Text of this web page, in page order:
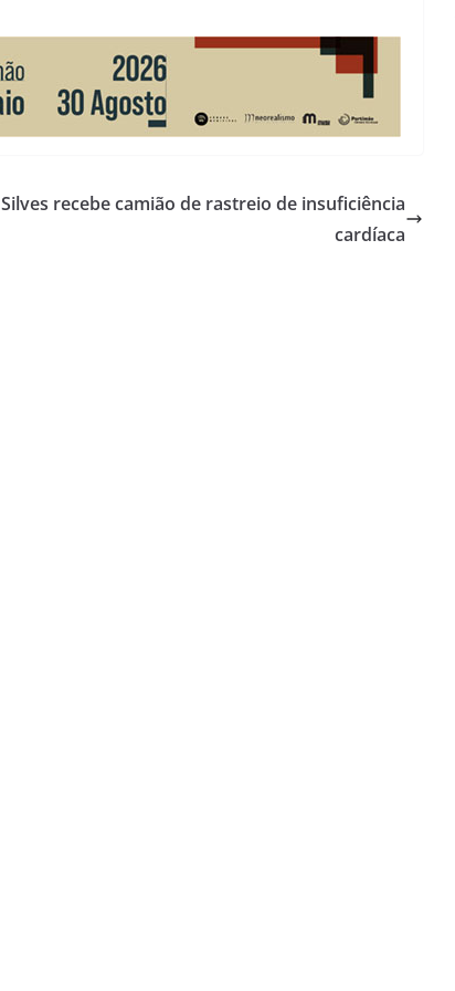
Silves recebe camião de rastreio de insuficiência
cardíaca